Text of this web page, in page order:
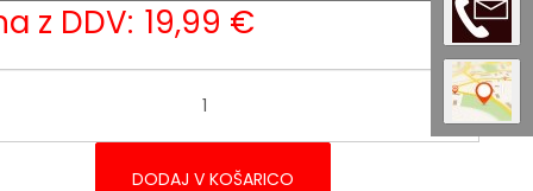
z DDV: 19,99 €
DODAJ V KOŠARICO